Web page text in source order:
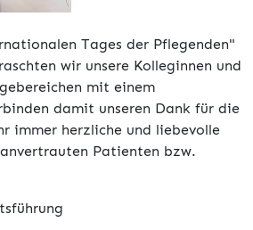
Tages der Pflegenden"
wir unsere Kolleginnen und
mit einem
damit unseren Dank für die
immer herzliche und liebevolle
Patienten bzw.